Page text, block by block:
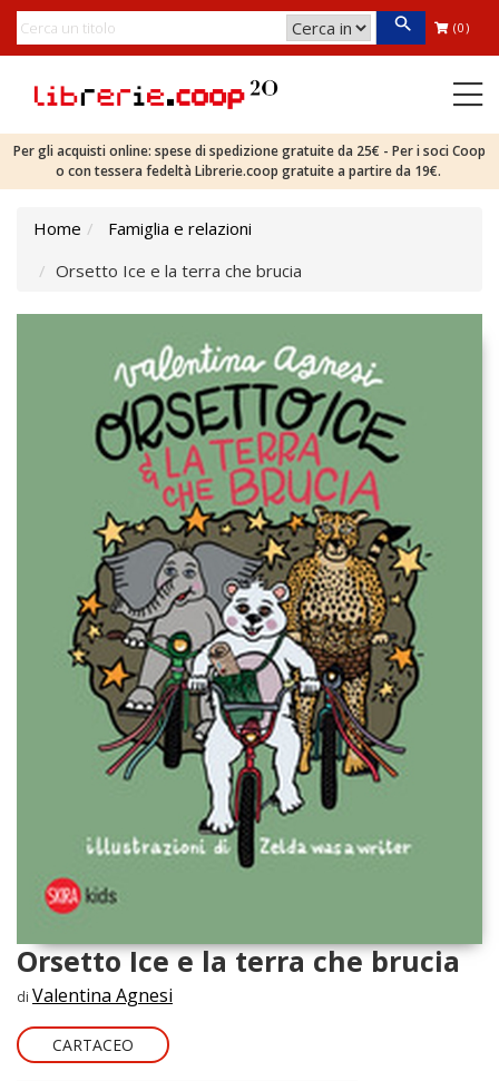
(0)
Per gli acquisti online: spese di spedizione gratuite da 25€ - Per i soci Coop
o con tessera fedeltà Librerie.coop gratuite a partire da 19€.
Home
Famiglia e relazioni
Orsetto Ice e la terra che brucia
Orsetto Ice e la terra che brucia
di Valentina Agnesi
CARTACEO